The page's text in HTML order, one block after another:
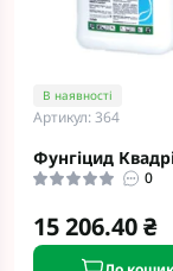
В наявності
Артикул: 364
Фунгіцид
0
15 206.40 ₴